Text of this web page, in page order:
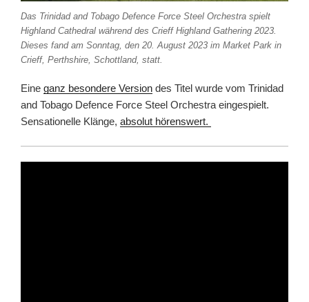
Das Trinidad and Tobago Defence Force Steel Orchestra spielt
Highland Cathedral während des Crieff Highland Gathering 2023.
Dieses fand am Sonntag, den 20. August 2023 im Market Park in
Crieff, Perthshire, Schottland, statt.
Eine ganz besondere Version des Titel wurde vom Trinidad
and Tobago Defence Force Steel Orchestra eingespielt.
Sensationelle Klänge, absolut hörenswert.